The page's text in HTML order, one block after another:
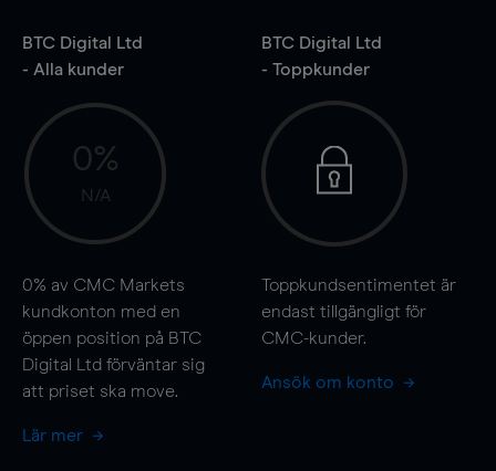
BTC Digital Ltd
- Alla kunder
0%
N/A
0% av CMC Markets
kundkonton med en
öppen position på BTC
Digital Ltd förväntar sig
att priset ska move.
Lär mer
BTC Digital Ltd
- Toppkunder
Toppkundsentimentet är
endast tillgängligt för
CMC-kunder.
Ansök om konto